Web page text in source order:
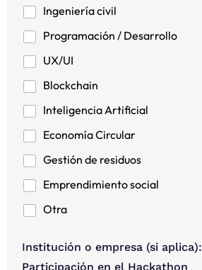
Ingeniería civil
Programación / Desarrollo
UX/UI
Blockchain
Inteligencia Artificial
Economía Circular
Gestión de residuos
Emprendimiento social
Otra
Institución o empresa (si aplica):
Participación en el Hackathon